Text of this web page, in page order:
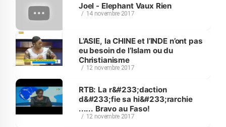
Joel - Elephant Vaux Rien
14 novembre 2017
L’ASIE, la CHINE et l’INDE n’ont pas
eu besoin de l’Islam ou du
Christianisme
12 novembre 2017
RTB: La r&#233;daction
d&#233;fie sa hi&#233;rarchie
...... Bravo au Faso!
12 novembre 2017